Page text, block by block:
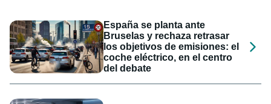
España se planta ante
Bruselas y rechaza retrasar
los objetivos de emisiones: el
coche eléctrico, en el centro
del debate